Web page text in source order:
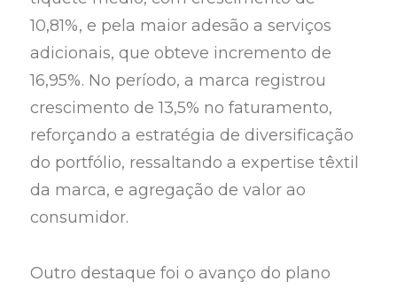
10,81%, e pela maior adesão a serviços
adicionais, que obteve incremento de
16,95%. No período, a marca registrou
crescimento de 13,5% no faturamento,
reforçando a estratégia de diversificação
do portfólio, ressaltando a expertise têxtil
da marca, e agregação de valor ao
consumidor.
Outro destaque foi o avanço do plano